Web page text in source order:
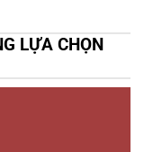
LỰA CHỌN